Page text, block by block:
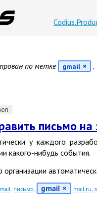
по метке gmail .
письмо
у каждого
какого-нибудь события.
организации
, письмо, gmail mail.ru,